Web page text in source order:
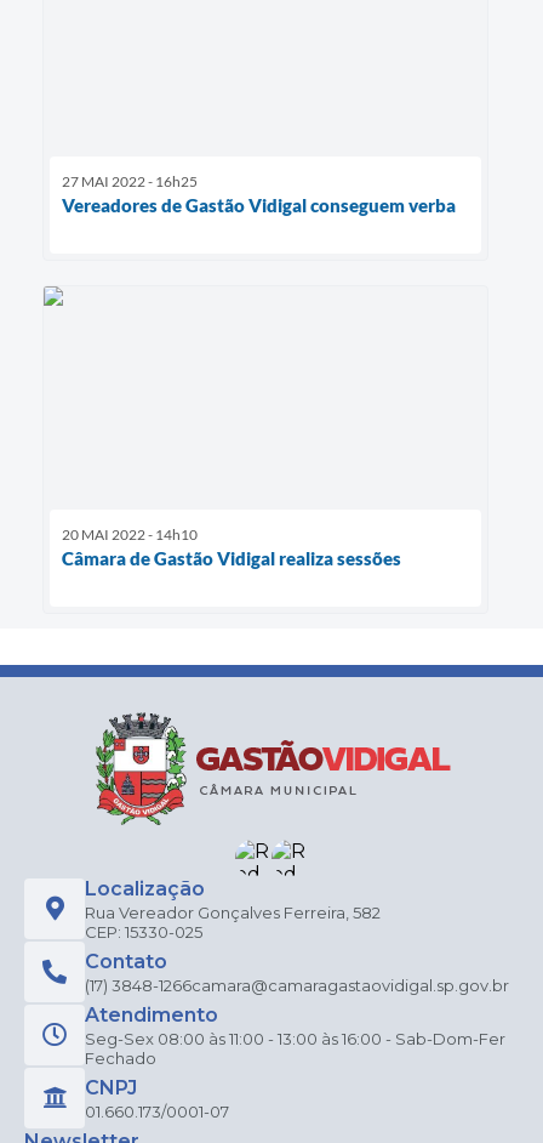
27 MAI 2022 - 16h25
Vereadores de Gastão Vidigal conseguem verba
20 MAI 2022 - 14h10
Câmara de Gastão Vidigal realiza sessões
Localização
Rua Vereador Gonçalves Ferreira, 582
CEP: 15330-025
Contato
(17) 3848-1266camara@camaragastaovidigal.sp.gov.br
Atendimento
Seg-Sex 08:00 às 11:00 - 13:00 às 16:00 - Sab-Dom-Fer
Fechado
CNPJ
01.660.173/0001-07